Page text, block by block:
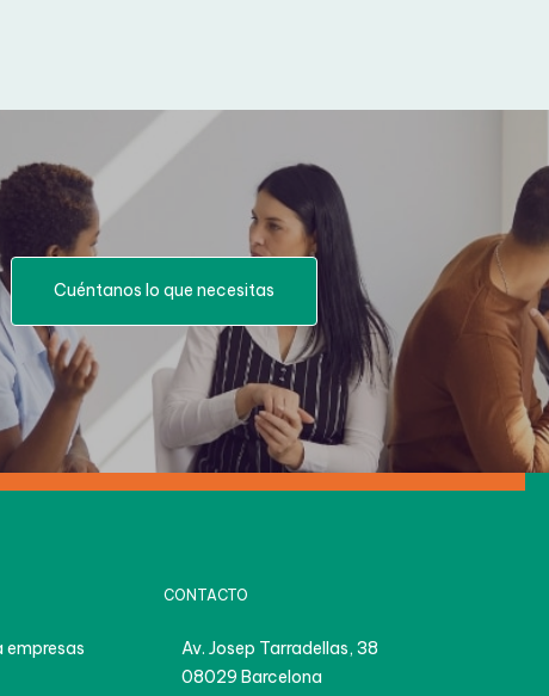
Av. Josep Tarradellas, 38